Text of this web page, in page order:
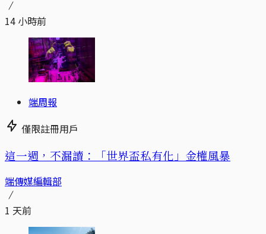
14 小時前
端周報
僅限註冊用戶
這一週，不漏讀：「世界盃私有化」金權風暴
端傳媒編輯部
1 天前